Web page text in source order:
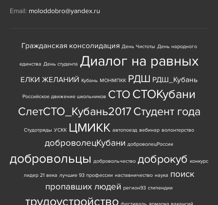
Email: moloddobro@yandex.ru
Гражданская консолидация День Чистоты День народного
единства День студента Диалог на равных
ЕЛКИ ЖЕЛАНИЙ Кубань МОНМПКК РДШ РДШ_Кубань
Российское движение школьников СТО СТОКубани
СлетСТО_Кубань2017Студент года
Студотряды УСКК ЦМИКК автопоезд вебинар волонтерство
доброволецКубани доброволецРоссии
добровольцы добровольчество доброкуб конкурс
лидер 21 века лучшие 93 профессии наставничество наука поиск
пропавших людей регион93 стипендии